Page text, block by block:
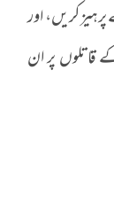
کریں، اور
قاتلوں پر ان